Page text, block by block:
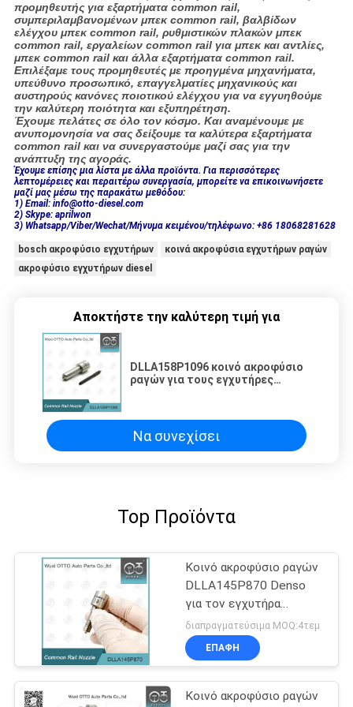
προμηθευτής για εξαρτήματα common rail,
συμπεριλαμβανομένων μπεκ common rail, βαλβίδων
ελέγχου μπεκ common rail, ρυθμιστικών πλακών μπεκ
common rail, εργαλείων common rail για μπεκ και αντλίες,
μπεκ common rail και άλλα εξαρτήματα common rail.
Επιλέξαμε τους προμηθευτές με προηγμένα μηχανήματα,
υπεύθυνο προσωπικό, επαγγελματίες μηχανικούς και
αυστηρούς κανόνες ποιοτικού ελέγχου για να εγγυηθούμε
την καλύτερη ποιότητα και εξυπηρέτηση.
Έχουμε πελάτες σε όλο τον κόσμο. Καιαναμένουμε με
ανυπομονησία να σας δείξουμε τα καλύτερα εξαρτήματα
common rail και να συνεργαστούμε μαζί σας για την
ανάπτυξη της αγοράς.
Έχουμε επίσης μια λίστα με άλλα προϊόντα. Για περισσότερες
λεπτομέρειες και περαιτέρω συνεργασία, μπορείτε να επικοινωνήσετε
μαζί μας μέσω της παρακάτω μεθόδου:
1) Email: info@otto-diesel.com
2) Skype: aprilwon
3) Whatsapp/Viber/Wechat/Μήνυμα κειμένου/τηλέφωνο: +86 18068281628
bosch ακροφύσιο εγχυτήρων
κοινά ακροφύσια εγχυτήρων ραγών
ακροφύσιο εγχυτήρων diesel
Αποκτήστε την καλύτερη τιμή για
DLLA158P1096 κοινό ακροφύσιο
ραγών για τους εγχυτήρες
Να συνεχίσει
Top Προϊόντα
Κοινό ακροφύσιο ραγών
DLLA145P870 Denso
για τον εγχυτήρα
095000-560# 1465A041
διαπραγματεύσιμα MOQ:4τεμ
ΕΠΑΦΉ
Κοινό ακροφύσιο ραγών